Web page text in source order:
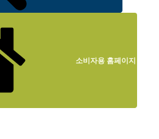
소비자용 홈페이지